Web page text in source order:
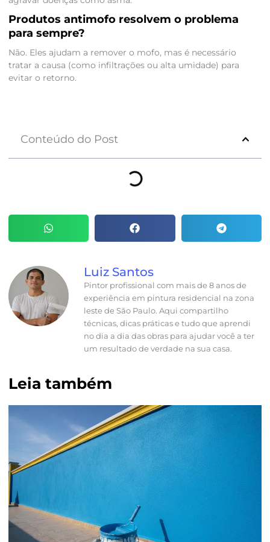
Produtos antimofo resolvem o problema
para sempre?
Não. Eles ajudam a remover o mofo, mas é necessário
tratar a causa (como infiltrações ou alta umidade) para
evitar o retorno.
Conteúdo do Post
Luiz Santos
Pintor profissional com mais de 8 anos de
experiência em pintura residencial na zona
leste de São Paulo. Aqui compartilho
técnicas, dicas práticas e tudo que aprendi
no dia a dia das obras para ajudar você a ter
um resultado de verdade na sua casa.
Leia também